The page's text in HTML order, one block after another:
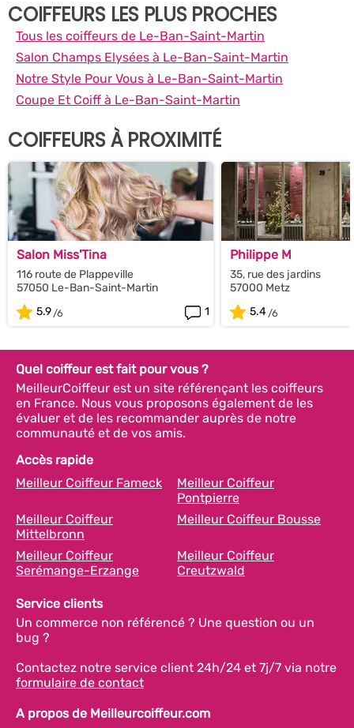
COIFFEURS LES PLUS PROCHES
Tous les coiffeurs de Le-Ban-Saint-Martin
Salon Champs Elysées à Le-Ban-Saint-Martin
Notre Style Pour Vous à Le-Ban-Saint-Martin
Coupe Et Coiff à Le-Ban-Saint-Martin
COIFFEURS À PROXIMITÉ
Salon Miss'Tina
116 route de Plappeville
57050 Le-Ban-Saint-Martin
5.9
1
Philippe M
35, rue des jardins
57000 Metz
5.4
Quel coiffeur est fait pour vous ?
MeilleurCoiffeur est un site référençant les coiffeurs
en France. Nous vous proposons également de les
évaluer et de les recommander auprès de notre
communauté et de vos amis.
Accès rapide
Meilleur Coiffeur Fameck
Meilleur Coiffeur
Pontpierre
Meilleur Coiffeur
Mittelbronn
Meilleur Coiffeur Bousse
Meilleur Coiffeur
Serémange-Erzange
Meilleur Coiffeur
Creutzwald
Service clients
Un commerce non référencé ? Une question ou un
bug ?
Contactez notre service client 24h/24 et 7j/7 via notre
formulaire de contact
A propos de Meilleurcoiffeur.com